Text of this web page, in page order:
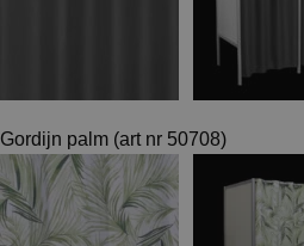
Gordijn palm (art nr 50708)